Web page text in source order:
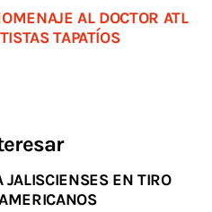
AL DOCTOR ATL
TAPATÍOS
JALISCIENSES EN TIRO